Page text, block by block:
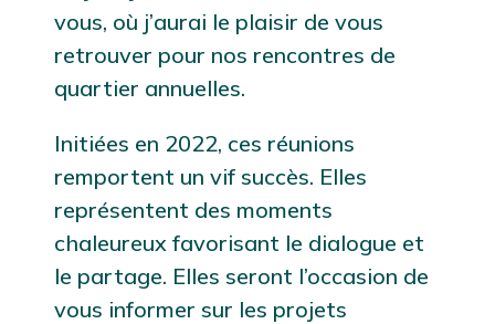
vous, où j’aurai le plaisir de vous
retrouver pour nos rencontres de
quartier annuelles.
Initiées en 2022, ces réunions
remportent un vif succès. Elles
représentent des moments
chaleureux favorisant le dialogue et
le partage. Elles seront l’occasion de
vous informer sur les projets